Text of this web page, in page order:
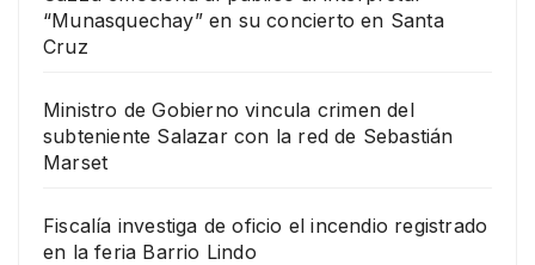
“Munasquechay” en su concierto en Santa
Cruz
Ministro de Gobierno vincula crimen del
subteniente Salazar con la red de Sebastián
Marset
Fiscalía investiga de oficio el incendio registrado
en la feria Barrio Lindo